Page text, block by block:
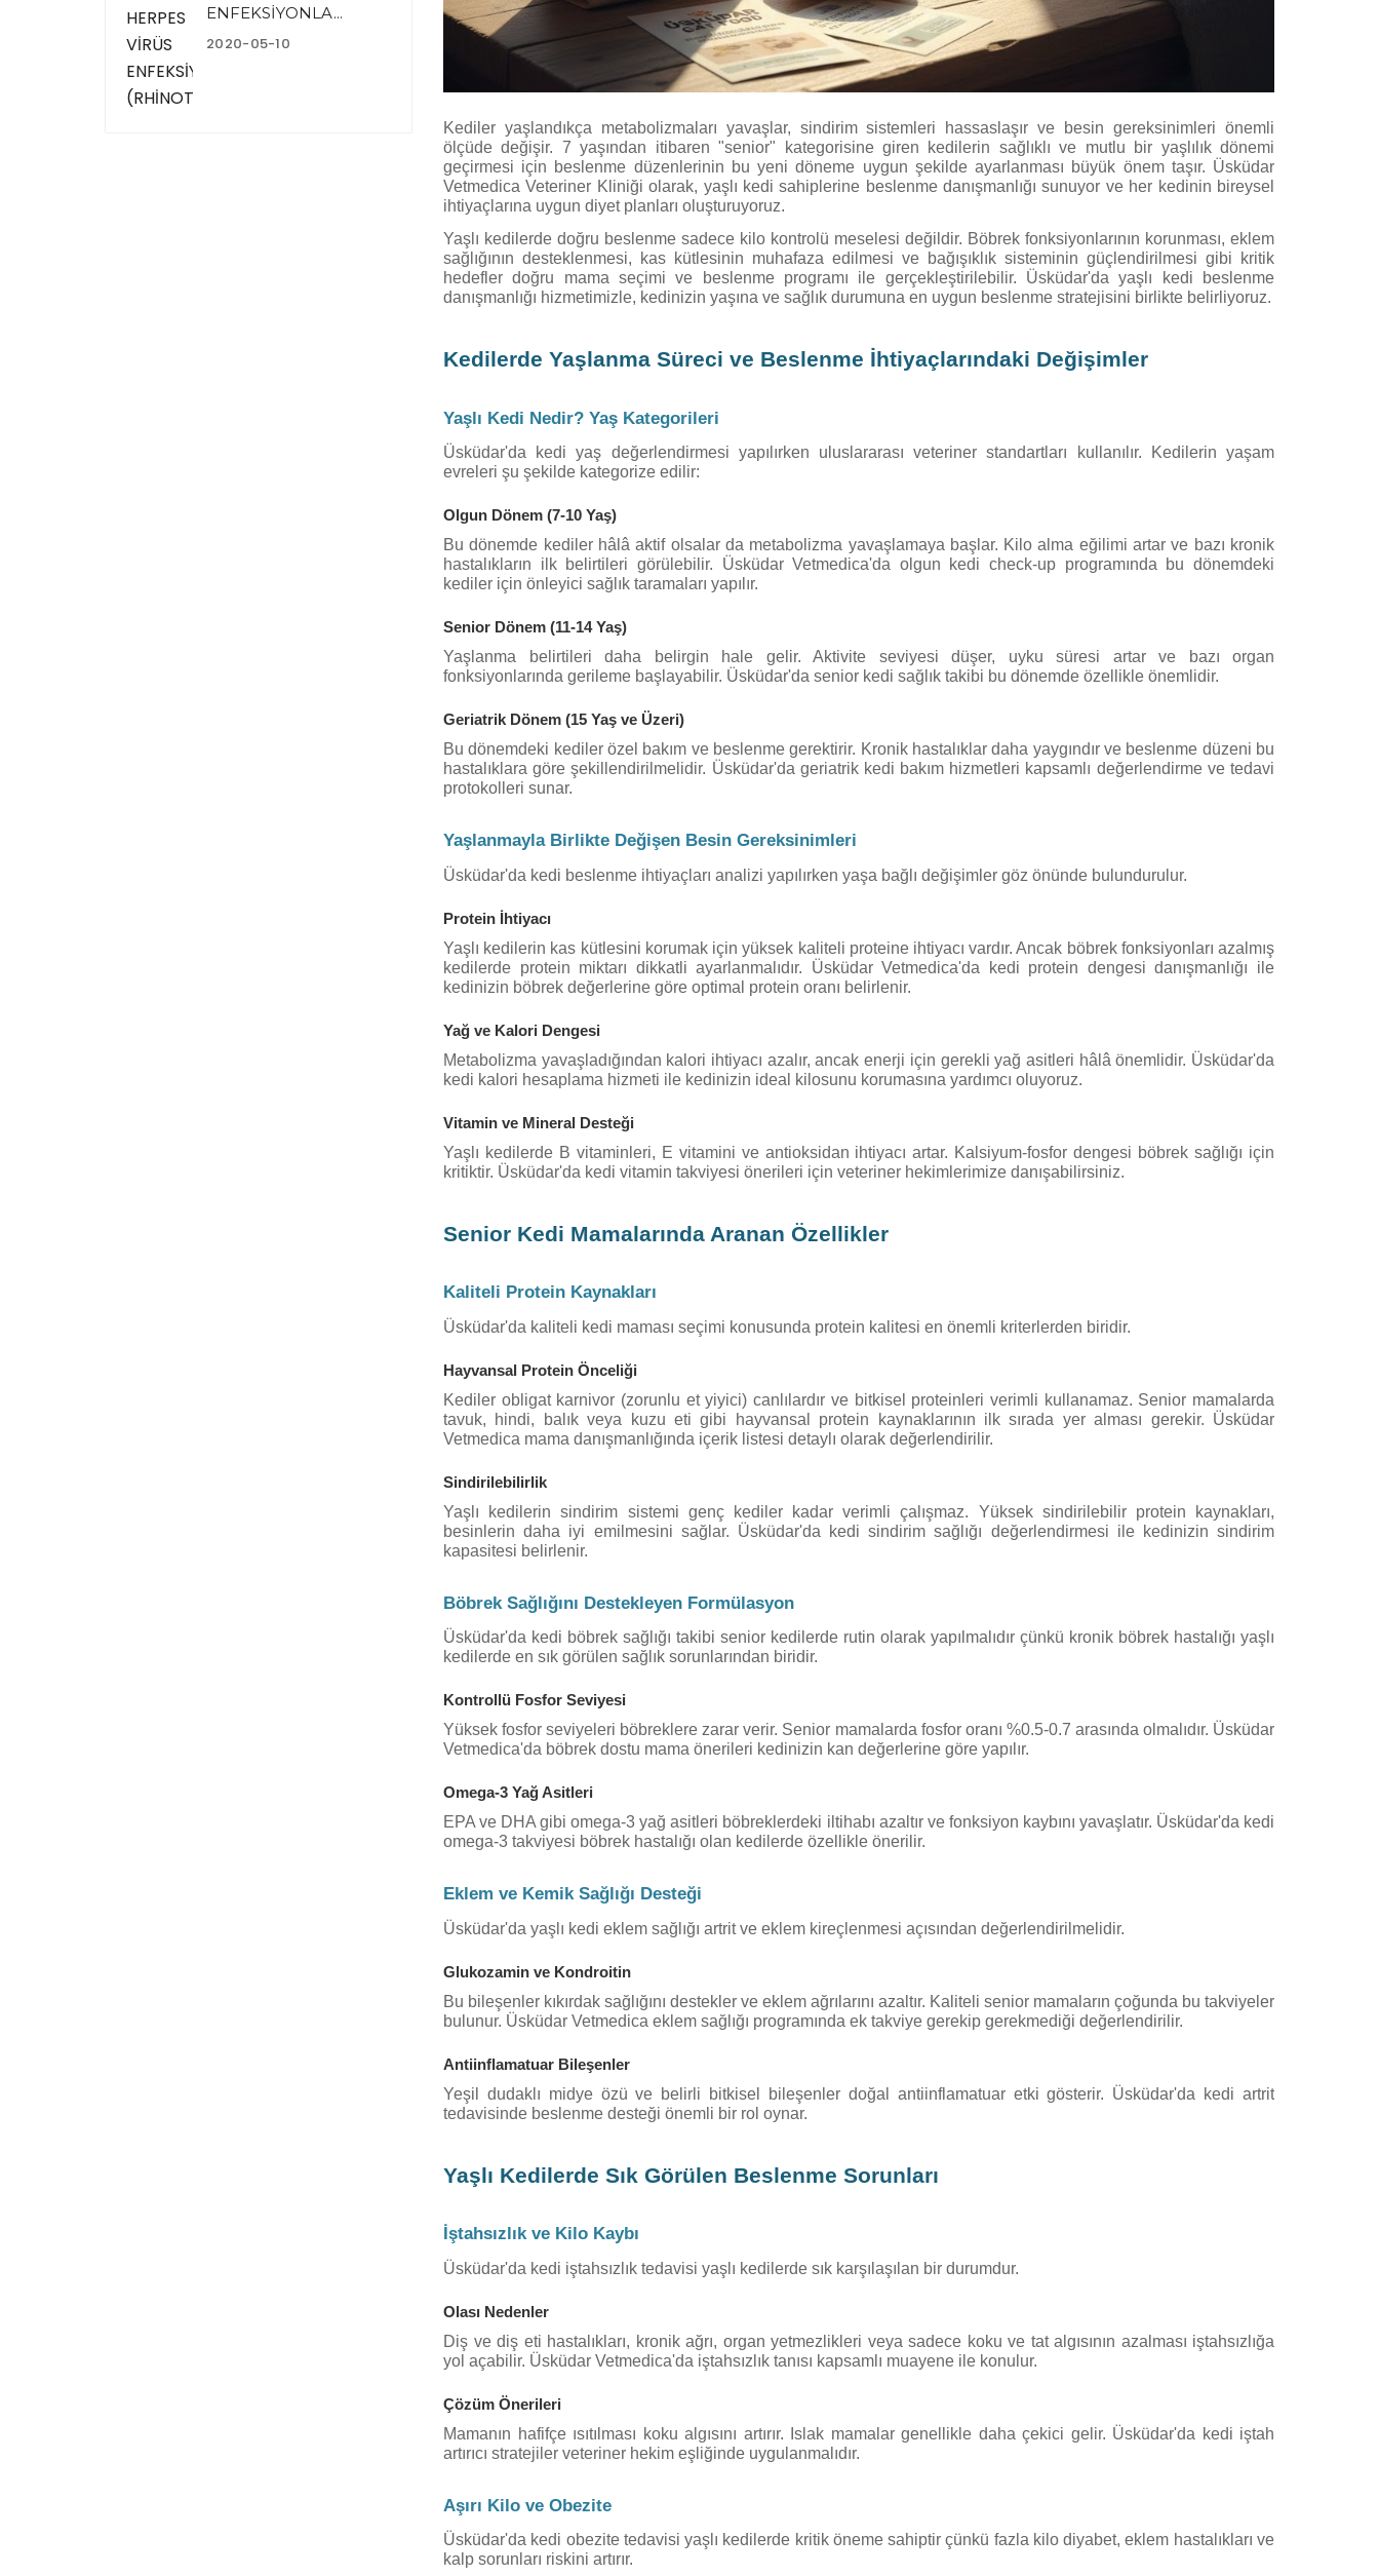
Kediler yaşlandıkça metabolizmaları yavaşlar, sindirim sistemleri hassaslaşır ve besin gereksinimleri önemli
ölçüde değişir. 7 yaşından itibaren "senior" kategorisine giren kedilerin sağlıklı ve mutlu bir yaşlılık dönemi
geçirmesi için beslenme düzenlerinin bu yeni döneme uygun şekilde ayarlanması büyük önem taşır. Üsküdar
Vetmedica Veteriner Kliniği olarak, yaşlı kedi sahiplerine beslenme danışmanlığı sunuyor ve her kedinin bireysel
ihtiyaçlarına uygun diyet planları oluşturuyoruz.
Yaşlı kedilerde doğru beslenme sadece kilo kontrolü meselesi değildir. Böbrek fonksiyonlarının korunması, eklem
sağlığının desteklenmesi, kas kütlesinin muhafaza edilmesi ve bağışıklık sisteminin güçlendirilmesi gibi kritik
hedefler doğru mama seçimi ve beslenme programı ile gerçekleştirilebilir. Üsküdar'da yaşlı kedi beslenme
danışmanlığı hizmetimizle, kedinizin yaşına ve sağlık durumuna en uygun beslenme stratejisini birlikte belirliyoruz.
Kedilerde Yaşlanma Süreci ve Beslenme İhtiyaçlarındaki Değişimler
Yaşlı Kedi Nedir? Yaş Kategorileri
Üsküdar'da kedi yaş değerlendirmesi yapılırken uluslararası veteriner standartları kullanılır. Kedilerin yaşam
evreleri şu şekilde kategorize edilir:
Olgun Dönem (7-10 Yaş)
Bu dönemde kediler hâlâ aktif olsalar da metabolizma yavaşlamaya başlar. Kilo alma eğilimi artar ve bazı kronik
hastalıkların ilk belirtileri görülebilir. Üsküdar Vetmedica'da olgun kedi check-up programında bu dönemdeki
kediler için önleyici sağlık taramaları yapılır.
Senior Dönem (11-14 Yaş)
Yaşlanma belirtileri daha belirgin hale gelir. Aktivite seviyesi düşer, uyku süresi artar ve bazı organ
fonksiyonlarında gerileme başlayabilir. Üsküdar'da senior kedi sağlık takibi bu dönemde özellikle önemlidir.
Geriatrik Dönem (15 Yaş ve Üzeri)
Bu dönemdeki kediler özel bakım ve beslenme gerektirir. Kronik hastalıklar daha yaygındır ve beslenme düzeni bu
hastalıklara göre şekillendirilmelidir. Üsküdar'da geriatrik kedi bakım hizmetleri kapsamlı değerlendirme ve tedavi
protokolleri sunar.
Yaşlanmayla Birlikte Değişen Besin Gereksinimleri
Üsküdar'da kedi beslenme ihtiyaçları analizi yapılırken yaşa bağlı değişimler göz önünde bulundurulur.
Protein İhtiyacı
Yaşlı kedilerin kas kütlesini korumak için yüksek kaliteli proteine ihtiyacı vardır. Ancak böbrek fonksiyonları azalmış
kedilerde protein miktarı dikkatli ayarlanmalıdır. Üsküdar Vetmedica'da kedi protein dengesi danışmanlığı ile
kedinizin böbrek değerlerine göre optimal protein oranı belirlenir.
Yağ ve Kalori Dengesi
Metabolizma yavaşladığından kalori ihtiyacı azalır, ancak enerji için gerekli yağ asitleri hâlâ önemlidir. Üsküdar'da
kedi kalori hesaplama hizmeti ile kedinizin ideal kilosunu korumasına yardımcı oluyoruz.
Vitamin ve Mineral Desteği
Yaşlı kedilerde B vitaminleri, E vitamini ve antioksidan ihtiyacı artar. Kalsiyum-fosfor dengesi böbrek sağlığı için
kritiktir. Üsküdar'da kedi vitamin takviyesi önerileri için veteriner hekimlerimize danışabilirsiniz.
Senior Kedi Mamalarında Aranan Özellikler
Kaliteli Protein Kaynakları
Üsküdar'da kaliteli kedi maması seçimi konusunda protein kalitesi en önemli kriterlerden biridir.
Hayvansal Protein Önceliği
Kediler obligat karnivor (zorunlu et yiyici) canlılardır ve bitkisel proteinleri verimli kullanamaz. Senior mamalarda
tavuk, hindi, balık veya kuzu eti gibi hayvansal protein kaynaklarının ilk sırada yer alması gerekir. Üsküdar
Vetmedica mama danışmanlığında içerik listesi detaylı olarak değerlendirilir.
Sindirilebilirlik
Yaşlı kedilerin sindirim sistemi genç kediler kadar verimli çalışmaz. Yüksek sindirilebilir protein kaynakları,
besinlerin daha iyi emilmesini sağlar. Üsküdar'da kedi sindirim sağlığı değerlendirmesi ile kedinizin sindirim
kapasitesi belirlenir.
Böbrek Sağlığını Destekleyen Formülasyon
Üsküdar'da kedi böbrek sağlığı takibi senior kedilerde rutin olarak yapılmalıdır çünkü kronik böbrek hastalığı yaşlı
kedilerde en sık görülen sağlık sorunlarından biridir.
Kontrollü Fosfor Seviyesi
Yüksek fosfor seviyeleri böbreklere zarar verir. Senior mamalarda fosfor oranı %0.5-0.7 arasında olmalıdır. Üsküdar
Vetmedica'da böbrek dostu mama önerileri kedinizin kan değerlerine göre yapılır.
Omega-3 Yağ Asitleri
EPA ve DHA gibi omega-3 yağ asitleri böbreklerdeki iltihabı azaltır ve fonksiyon kaybını yavaşlatır. Üsküdar'da kedi
omega-3 takviyesi böbrek hastalığı olan kedilerde özellikle önerilir.
Eklem ve Kemik Sağlığı Desteği
Üsküdar'da yaşlı kedi eklem sağlığı artrit ve eklem kireçlenmesi açısından değerlendirilmelidir.
Glukozamin ve Kondroitin
Bu bileşenler kıkırdak sağlığını destekler ve eklem ağrılarını azaltır. Kaliteli senior mamaların çoğunda bu takviyeler
bulunur. Üsküdar Vetmedica eklem sağlığı programında ek takviye gerekip gerekmediği değerlendirilir.
Antiinflamatuar Bileşenler
Yeşil dudaklı midye özü ve belirli bitkisel bileşenler doğal antiinflamatuar etki gösterir. Üsküdar'da kedi artrit
tedavisinde beslenme desteği önemli bir rol oynar.
Yaşlı Kedilerde Sık Görülen Beslenme Sorunları
İştahsızlık ve Kilo Kaybı
Üsküdar'da kedi iştahsızlık tedavisi yaşlı kedilerde sık karşılaşılan bir durumdur.
Olası Nedenler
Diş ve diş eti hastalıkları, kronik ağrı, organ yetmezlikleri veya sadece koku ve tat algısının azalması iştahsızlığa
yol açabilir. Üsküdar Vetmedica'da iştahsızlık tanısı kapsamlı muayene ile konulur.
Çözüm Önerileri
Mamanın hafifçe ısıtılması koku algısını artırır. Islak mamalar genellikle daha çekici gelir. Üsküdar'da kedi iştah
artırıcı stratejiler veteriner hekim eşliğinde uygulanmalıdır.
Aşırı Kilo ve Obezite
Üsküdar'da kedi obezite tedavisi yaşlı kedilerde kritik öneme sahiptir çünkü fazla kilo diyabet, eklem hastalıkları ve
kalp sorunları riskini artırır.
ENFEKSİYONLA...
2020-05-10